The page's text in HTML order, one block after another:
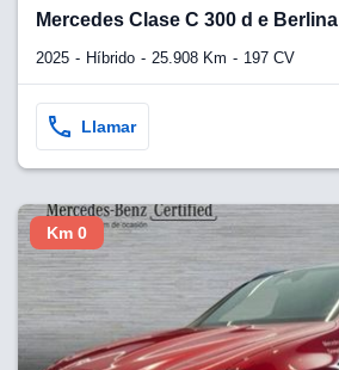
pulsando
de cookies
en
página
aceptar la
cookies,
a nuestro
Mercedes Clase C 300 d e Berlina
2025 Híbrido 25.908 Km 197 CV
Llamar
Km 0